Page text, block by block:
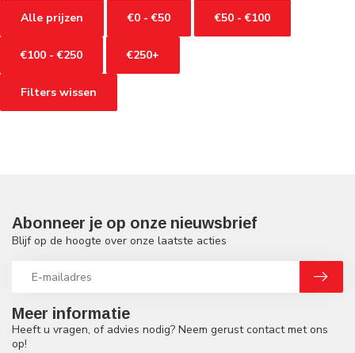
Alle prijzen €0 - €50 €50 - €100
€100 - €250 €250+
Filters wissen
Meer informatie
Heeft u vragen, of advies nodig? Neem gerust contact met ons
op!
Abonneer je op onze nieuwsbrief
Blijf op de hoogte over onze laatste acties